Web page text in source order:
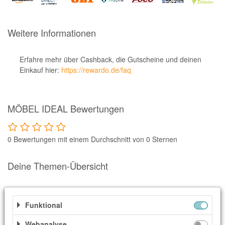
apodiscounter
OTTO Office
Udemy
Pets Deli
SNIPES
Click & Boat
XXXLutz
BADER
Weitere Informationen
Erfahre mehr über Cashback, die Gutscheine und deinen
Einkauf hier: https://rewardo.de/faq
MÖBEL IDEAL Bewertungen
0 Bewertungen mit einem Durchschnitt von 0 Sternen
Deine Themen-Übersicht
Ähnliche Shops
Weitere Informationen
Funktional